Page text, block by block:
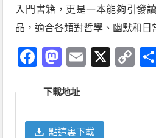
入門書籍，更是一本能夠引發
品，適合各類對哲學、幽默和日
Facebook
Mastodon
Email
X
下載地址
點這裏下載